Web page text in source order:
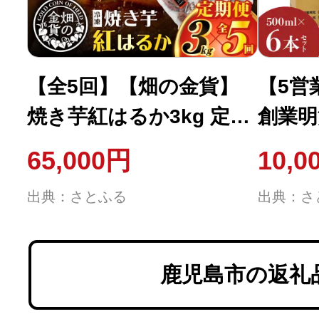
【全5回】【畑の金貨】
焼き芋紅はるか3kg 定期
便 K181-T02
65,000円
出典：さとふる
【5
創業
国か
本セ
出典：さ
鹿児島市の返礼